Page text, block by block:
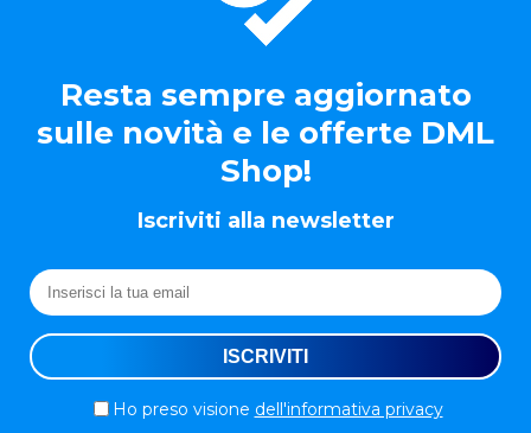
Resta sempre aggiornato
sulle novità e le offerte DML
Shop!
Iscriviti alla newsletter
Ho preso visione dell'informativa privacy